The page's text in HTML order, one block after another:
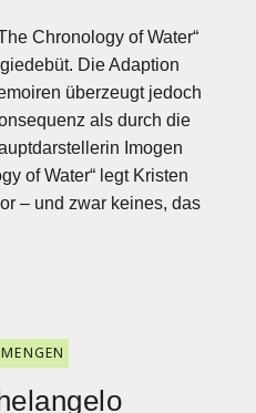
Chronology of Water“
Die Adaption
überzeugt jedoch
als durch die
Imogen
of Water“ legt Kristen
– und zwar keines, das